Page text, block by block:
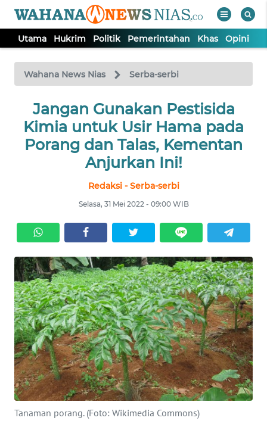
Utama Hukrim Politik Pemerintahan Khas Opini
Wahana News Nias Serba-serbi
Jangan Gunakan Pestisida
Kimia untuk Usir Hama pada
Porang dan Talas, Kementan
Anjurkan Ini!
Redaksi - Serba-serbi
Selasa, 31 Mei 2022 - 09:00 WIB
Tanaman porang. (Foto: Wikimedia Commons)
TV
Tutup
UTAMA
HUKRIM
PEMERINTAHAN
KHAS
OPINI
NUSANTARA
SERBA-
SERBI
Informasi
INDEKS